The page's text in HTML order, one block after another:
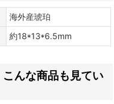
海外産琥珀
約18*13*6.5mm
んな商品も見てい